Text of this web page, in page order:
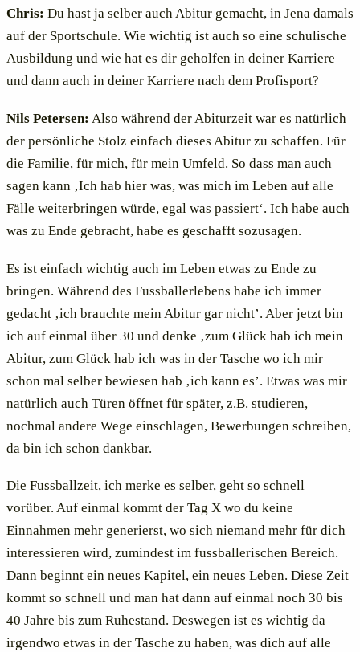
Chris: Du hast ja selber auch Abitur gemacht, in Jena damals
auf der Sportschule. Wie wichtig ist auch so eine schulische
Ausbildung und wie hat es dir geholfen in deiner Karriere
und dann auch in deiner Karriere nach dem Profisport?
Nils Petersen: Also während der Abiturzeit war es natürlich
der persönliche Stolz einfach dieses Abitur zu schaffen. Für
die Familie, für mich, für mein Umfeld. So dass man auch
sagen kann ‚Ich hab hier was, was mich im Leben auf alle
Fälle weiterbringen würde, egal was passiert‘. Ich habe auch
was zu Ende gebracht, habe es geschafft sozusagen.
Es ist einfach wichtig auch im Leben etwas zu Ende zu
bringen. Während des Fussballerlebens habe ich immer
gedacht ‚ich brauchte mein Abitur gar nicht’. Aber jetzt bin
ich auf einmal über 30 und denke ‚zum Glück hab ich mein
Abitur, zum Glück hab ich was in der Tasche wo ich mir
schon mal selber bewiesen hab ‚ich kann es’. Etwas was mir
natürlich auch Türen öffnet für später, z.B. studieren,
nochmal andere Wege einschlagen, Bewerbungen schreiben,
da bin ich schon dankbar.
Die Fussballzeit, ich merke es selber, geht so schnell
vorüber. Auf einmal kommt der Tag X wo du keine
Einnahmen mehr generierst, wo sich niemand mehr für dich
interessieren wird, zumindest im fussballerischen Bereich.
Dann beginnt ein neues Kapitel, ein neues Leben. Diese Zeit
kommt so schnell und man hat dann auf einmal noch 30 bis
40 Jahre bis zum Ruhestand. Deswegen ist es wichtig da
irgendwo etwas in der Tasche zu haben, was dich auf alle